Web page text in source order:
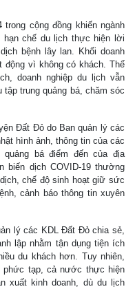
cộng đồng khiến ngành
chế du lịch thực hiện lời
bệnh lây lan. Khối doanh
động vì không có khách. Thế
doanh nghiệp du lịch vẫn
tập trung quảng bá, chăm sóc
Đất Đỏ do Ban quản lý các
hình ảnh, thông tin của các
bá điểm đến của địa
biến dịch COVID-19 thường
chế độ sinh hoạt giữ sức
cảnh báo thông tin xuyên
lý các KDL Đất Đỏ chia sẻ,
lập nhằm tận dụng tiện ích
du khách hơn. Tuy nhiên,
phức tạp, cả nước thực hiện
xuất kinh doanh, dù du lịch